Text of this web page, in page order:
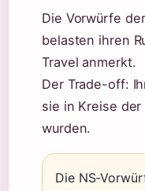
Die Vorwürfe
belasten ihren
Travel anmerkt.
Der Trade-off:
sie in Kreise
wurden.
Die NS-